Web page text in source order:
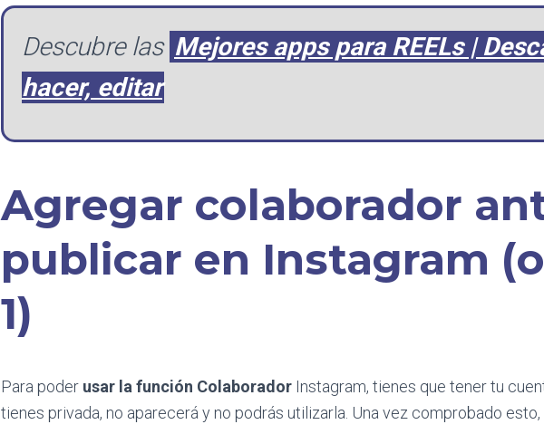
Descubre las Mejores apps para REELs |
hacer, editar
Agregar colaborador
publicar en Instagram
1)
Para poder usar la función Colaborador Instagram, tienes que tener tu
tienes privada, no aparecerá y no podrás utilizarla. Una vez comprobado